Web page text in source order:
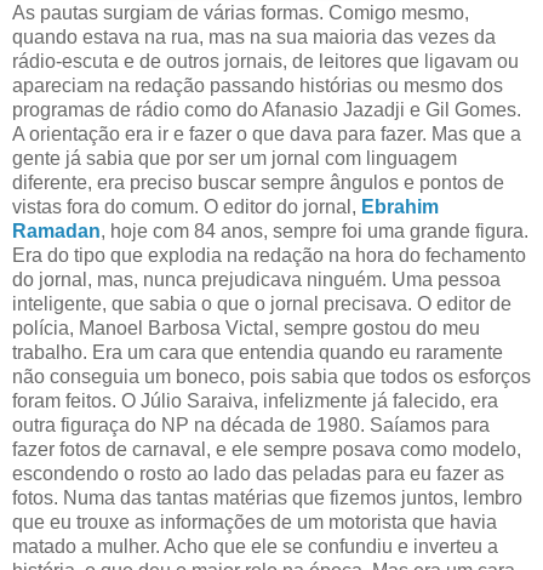
As pautas surgiam de várias formas. Comigo mesmo,
quando estava na rua, mas na sua maioria das vezes da
rádio-escuta e de outros jornais, de leitores que ligavam ou
apareciam na redação passando histórias ou mesmo dos
programas de rádio como do Afanasio Jazadji e Gil Gomes.
A orientação era ir e fazer o que dava para fazer. Mas que a
gente já sabia que por ser um jornal com linguagem
diferente, era preciso buscar sempre ângulos e pontos de
vistas fora do comum. O editor do jornal, Ebrahim
Ramadan, hoje com 84 anos, sempre foi uma grande figura.
Era do tipo que explodia na redação na hora do fechamento
do jornal, mas, nunca prejudicava ninguém. Uma pessoa
inteligente, que sabia o que o jornal precisava. O editor de
polícia, Manoel Barbosa Victal, sempre gostou do meu
trabalho. Era um cara que entendia quando eu raramente
não conseguia um boneco, pois sabia que todos os esforços
foram feitos. O Júlio Saraiva, infelizmente já falecido, era
outra figuraça do NP na década de 1980. Saíamos para
fazer fotos de carnaval, e ele sempre posava como modelo,
escondendo o rosto ao lado das peladas para eu fazer as
fotos. Numa das tantas matérias que fizemos juntos, lembro
que eu trouxe as informações de um motorista que havia
matado a mulher. Acho que ele se confundiu e inverteu a